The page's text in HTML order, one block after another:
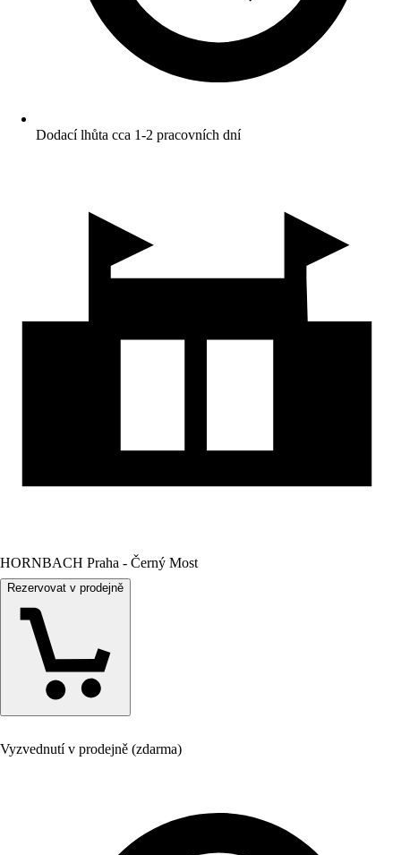
Dodací lhůta cca 1-2 pracovních dní
HORNBACH Praha - Černý Most
Rezervovat v prodejně
Vyzvednutí v prodejně (zdarma)